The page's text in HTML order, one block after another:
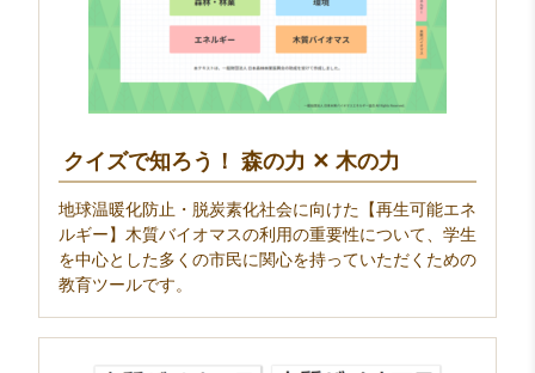
クイズで知ろう！ 森の力 ✕ 木の力
地球温暖化防止・脱炭素化社会に向けた【再生可能エネ
ルギー】木質バイオマスの利用の重要性について、学生
を中心とした多くの市民に関心を持っていただくための
教育ツールです。